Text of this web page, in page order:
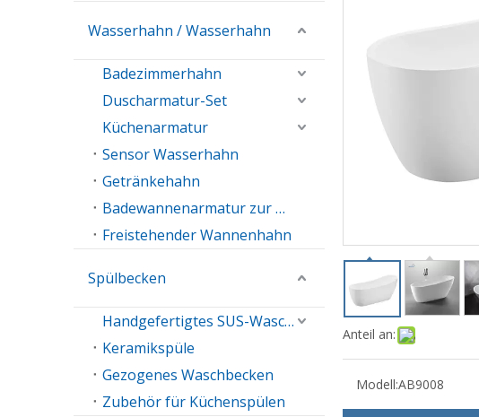
Wasserhahn / Wasserhahn
Badezimmerhahn
Duscharmatur-Set
Küchenarmatur
Sensor Wasserhahn
Getränkehahn
Badewannenarmatur zur Wandmontage
Freistehender Wannenhahn
Spülbecken
Handgefertigtes SUS-Waschbecken
Keramikspüle
Gezogenes Waschbecken
Zubehör für Küchenspülen
Anteil an:
Modell:AB9008